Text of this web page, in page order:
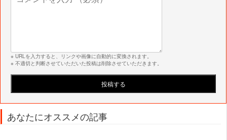
※ URLを入力すると、リンクや画像に自動的に変換されます。
※ 不適切と判断させていただいた投稿は削除させていただきます。
あなたにオススメの記事